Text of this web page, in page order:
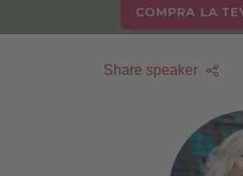
COMPRA LA
Share speaker